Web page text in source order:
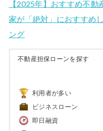
【2025年】おすすめ不
家が「絶対」におすすめ
ング
不動産担保ローンを探す
利用者が多い
ビジネスローン
即日融資